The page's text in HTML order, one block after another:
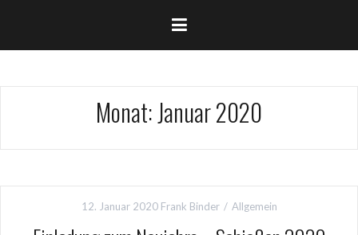
Monat: Januar 2020
12. Januar 2020 Frank Binder Allgemein